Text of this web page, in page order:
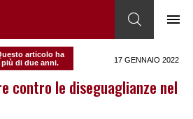
articolo ha
più di due anni.
17 GENNAIO 2022
contro le diseguaglianze nel